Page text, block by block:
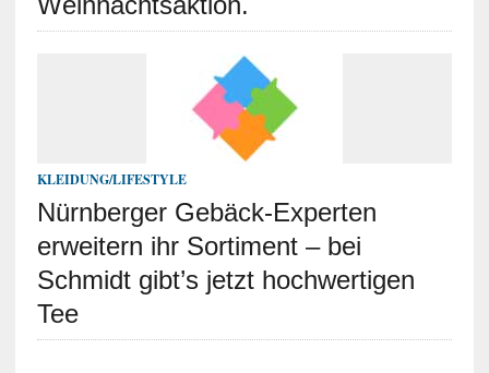
KLEIDUNG/LIFESTYLE
Nürnberger Gebäck-Experten
erweitern ihr Sortiment – bei
Schmidt gibt’s jetzt hochwertigen
Tee